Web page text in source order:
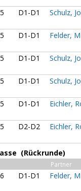
D1-D1 Schulz,
D1-D1 Felder,
D1-D1 Schulz,
D1-D1 Schulz,
D1-D1 Eichler,
D2-D2 Eichler,
(Rückrunde)
Partner
D1-D1 Felder,